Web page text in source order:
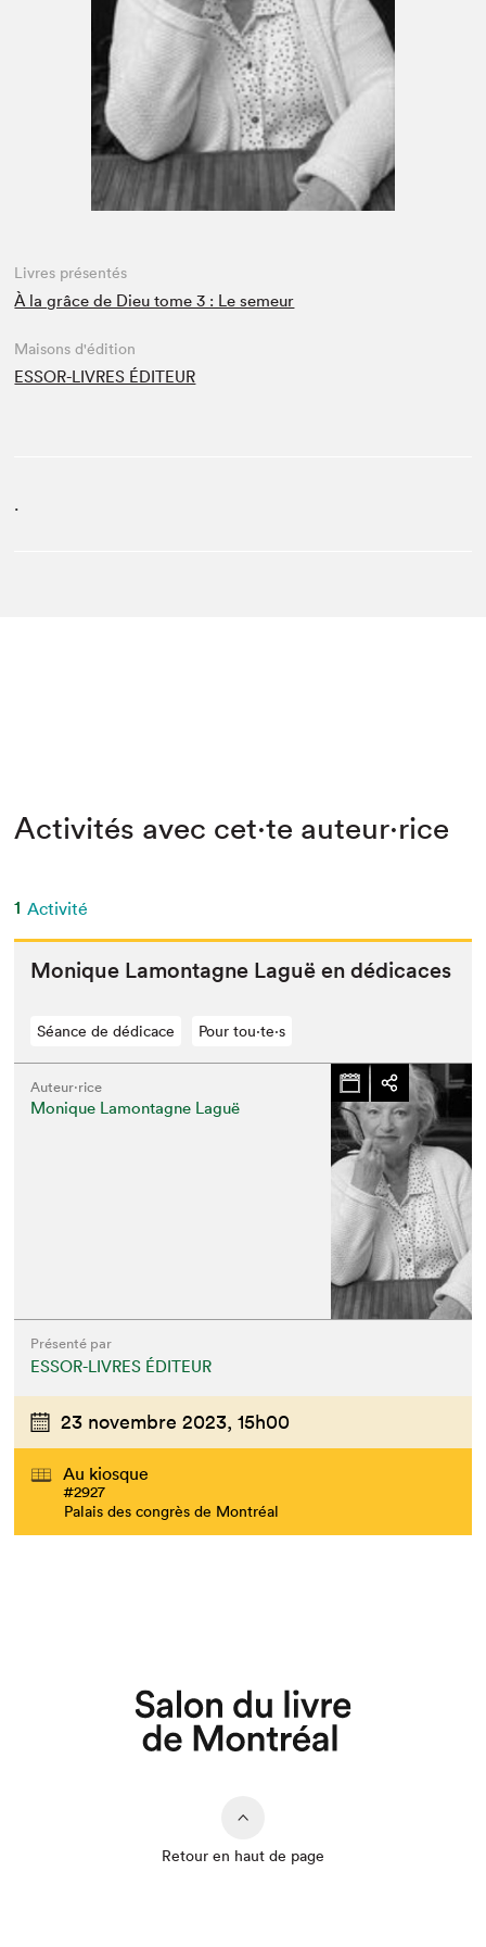
Espace médias
Livres présentés
À la grâce de Dieu tome 3 : Le semeur
Maisons d'édition
ESSOR-LIVRES ÉDITEUR
.
Activités avec cet·te auteur·rice
1 Activité
Monique Lam­on­tagne Laguë en dédicaces
Séance de dédicace Pour tou⋅te⋅s
Auteur·rice
Monique Lamontagne Laguë
Présenté par
ESSOR-LIVRES ÉDITEUR
23 novembre 2023, 15h00
Au kiosque
#2927
Palais des congrès de Montréal
Retour en haut de page